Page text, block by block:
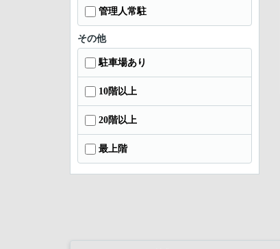
管理人常駐
その他
駐車場あり
10階以上
20階以上
最上階